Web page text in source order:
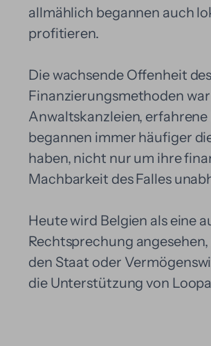
allmählich begannen auch
profitieren.
Die wachsende Offenheit
Finanzierungsmethoden
Anwaltskanzleien,
begannen immer häufiger
haben, nicht nur um ihre
Machbarkeit des Falles
Heute wird Belgien als eine
Rechtsprechung
den Staat oder
die Unterstützung von